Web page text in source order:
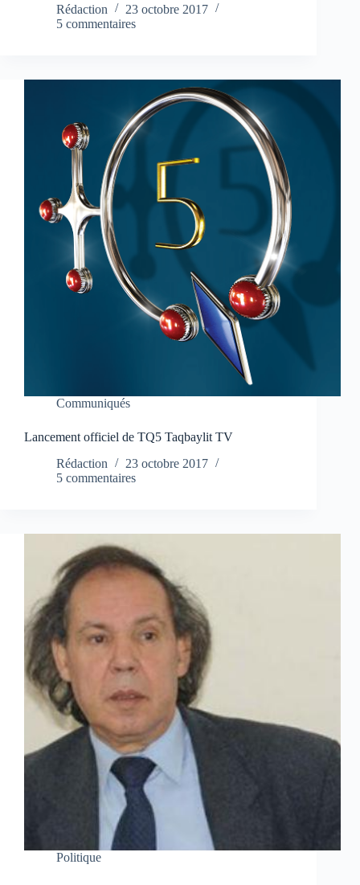
Rédaction
23 octobre 2017
5 commentaires
Communiqués
Lancement officiel de TQ5 Taqbaylit TV
Rédaction
23 octobre 2017
5 commentaires
Politique